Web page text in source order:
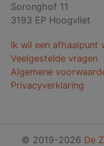
Soronghof 11
3193 EP Hoogvliet
Ik wil een afhaalpunt
Veelgestelde vragen
Algemene
Privacyverklaring
© 2019-2026 De